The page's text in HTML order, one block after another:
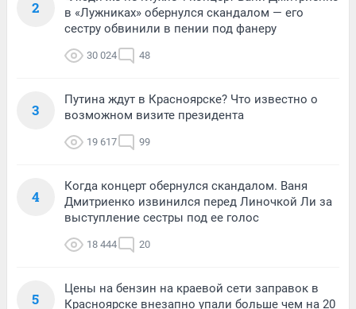
2
в «Лужниках» обернулся скандалом — его
сестру обвинили в пении под фанеру
30 024 48
3
Путина ждут в Красноярске? Что известно о
возможном визите президента
19 617 99
4
Когда концерт обернулся скандалом. Ваня
Дмитриенко извинился перед Линочкой Ли за
выступление сестры под ее голос
18 444 20
5
Цены на бензин на краевой сети заправок в
Красноярске внезапно упали больше чем на 20